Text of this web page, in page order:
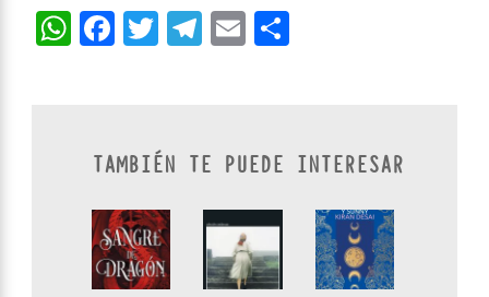
WhatsApp
Facebook
Twitter
Telegram
Email
TAMBIÉN TE PUEDE INTERESAR